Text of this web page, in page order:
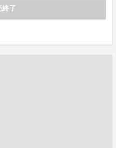
終了